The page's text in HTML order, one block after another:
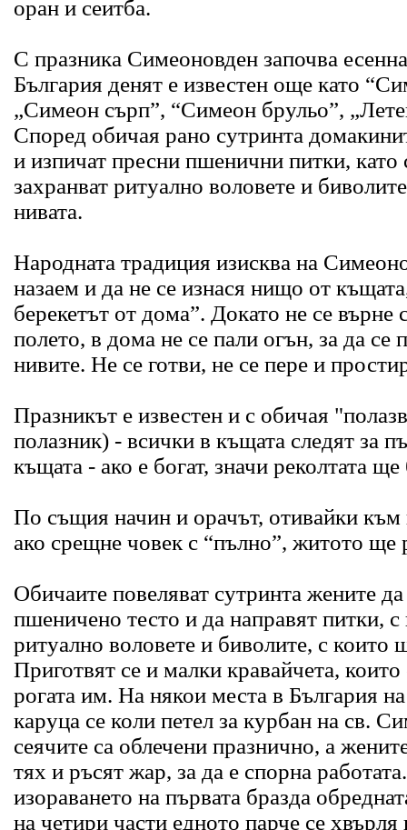
оран и сеитба.
С празника Симеоновден започва
България денят е известен още като
„Симеон сърп”, “Симеон брульо”,
Според обичая рано сутринта
и изпичат пресни пшенични питки, като
захранват ритуално воловете и
нивата.
Народната традиция изисква на
назаем и да не се изнася нищо от
берекетът от дома”. Докато не се върне
полето, в дома не се пали огън, за да се
нивите. Не се готви, не се пере и
Празникът е известен и с обичая
полазник) - всички в къщата следят за
къщата - ако е богат, значи реколтата
По същия начин и орачът, отивайки към
ако срещне човек с “пълно”, житото ще
Обичаите повеляват сутринта жените
пшеничено тесто и да направят питки, с
ритуално воловете и биволите, с които
Приготвят се и малки кравайчета, които
рогата им. На някои места в България
каруца се коли петел за курбан на св.
сеячите са облечени празнично, а
тях и ръсят жар, за да е спорна
изораването на първата бразда
на четири части едното парче се хвърля